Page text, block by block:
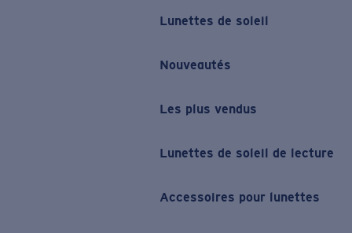
Lunettes de soleil
Nouveautés
Les plus vendus
Lunettes de soleil de lecture
Accessoires pour lunettes